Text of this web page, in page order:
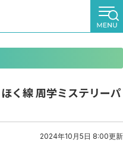
く線 周学ミステリーパ
2024年10月5日 8:00更新